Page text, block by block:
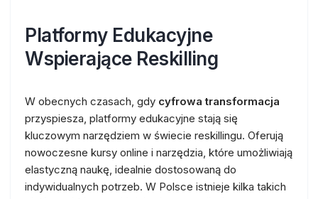
Platformy Edukacyjne
Wspierające Reskilling
W obecnych czasach, gdy cyfrowa transformacja
przyspiesza, platformy edukacyjne stają się
kluczowym narzędziem w świecie reskillingu. Oferują
nowoczesne kursy online i narzędzia, które umożliwiają
elastyczną naukę, idealnie dostosowaną do
indywidualnych potrzeb. W Polsce istnieje kilka takich